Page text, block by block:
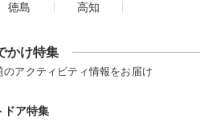
徳島 高知
かけ特集
アクティビティ情報をお届け
ドア特集